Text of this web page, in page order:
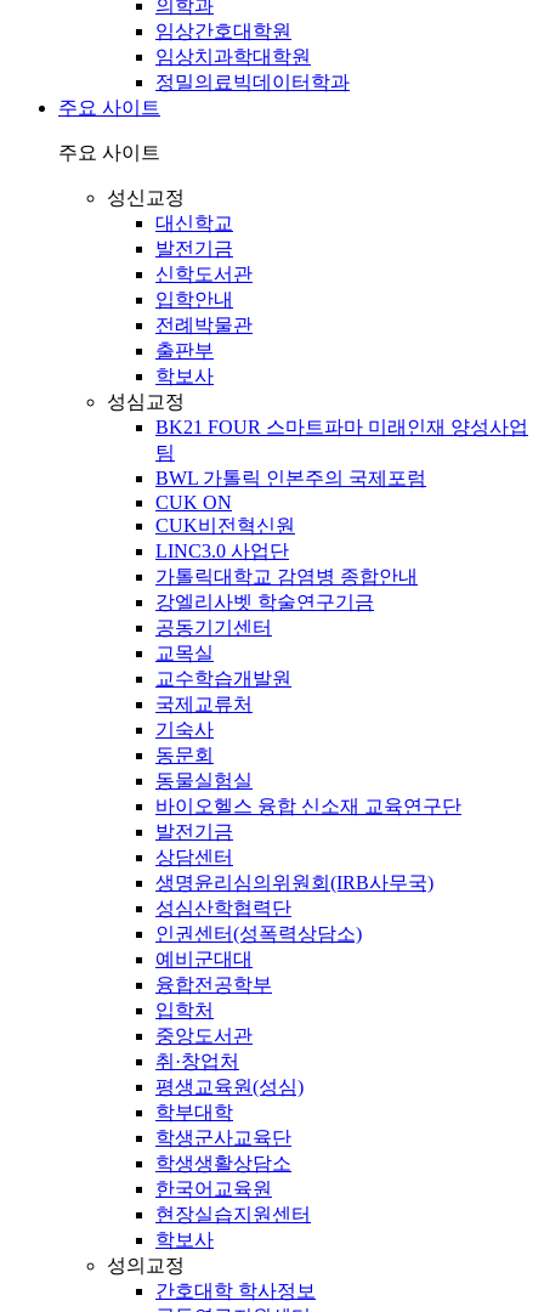
의학과
임상간호대학원
임상치과학대학원
정밀의료빅데이터학과
주요 사이트
주요 사이트
성신교정
대신학교
발전기금
신학도서관
입학안내
전례박물관
출판부
학보사
성심교정
BK21 FOUR 스마트파마 미래인재 양성사업
팀
BWL 가톨릭 인본주의 국제포럼
CUK ON
CUK비전혁신원
LINC3.0 사업단
가톨릭대학교 감염병 종합안내
강엘리사벳 학술연구기금
공동기기센터
교목실
교수학습개발원
국제교류처
기숙사
동문회
동물실험실
바이오헬스 융합 신소재 교육연구단
발전기금
상담센터
생명윤리심의위원회(IRB사무국)
성심산학협력단
인권센터(성폭력상담소)
예비군대대
융합전공학부
입학처
중앙도서관
취·창업처
평생교육원(성심)
학부대학
학생군사교육단
학생생활상담소
한국어교육원
현장실습지원센터
학보사
성의교정
간호대학 학사정보